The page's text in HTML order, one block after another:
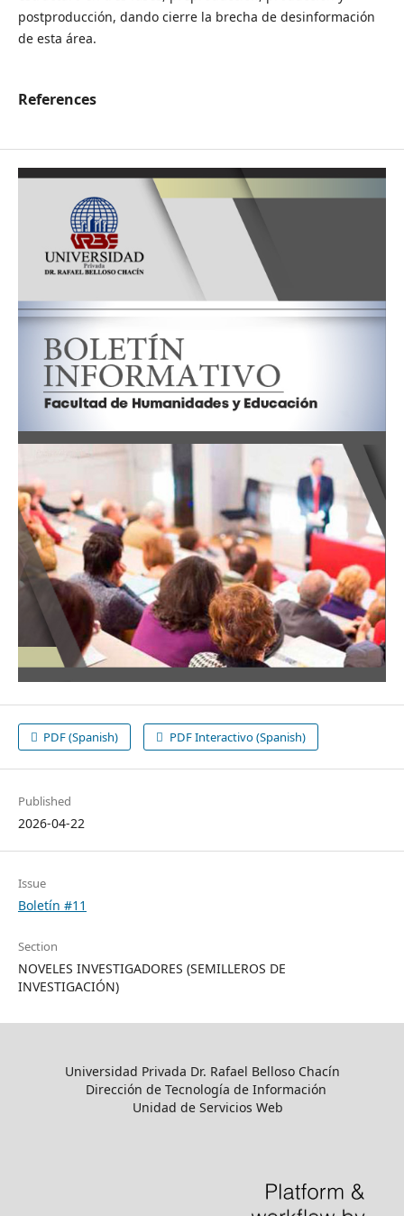
postproducción, dando cierre la brecha de desinformación
de esta área.
References
PDF (Spanish) PDF Interactivo (Spanish)
Published
2026-04-22
Issue
Boletín #11
Section
NOVELES INVESTIGADORES (SEMILLEROS DE
INVESTIGACIÓN)
Universidad Privada Dr. Rafael Belloso Chacín
Dirección de Tecnología de Información
Unidad de Servicios Web